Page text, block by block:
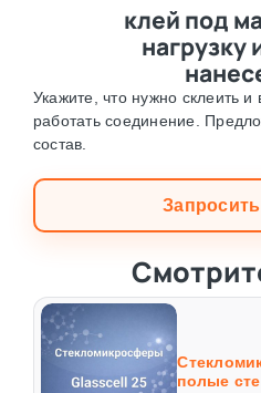
клей под
нагрузку
Укажите, что нужно склеить и
работать соединение.
состав.
полые